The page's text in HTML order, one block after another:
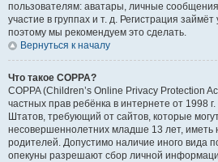
пользователям: аватары, личные
участие в группах и т. д. Регистрация займёт
поэтому мы рекомендуем это сделать.
Вернуться к началу
Что такое COPPA?
COPPA (Children’s Online Privacy Protection
частных прав ребёнка в интернете от 1998
Штатов, требующий от сайтов, которые
несовершеннолетних младше 13 лет, иметь
родителей. Допустимо наличие иного вида
опекуны разрешают сбор личной